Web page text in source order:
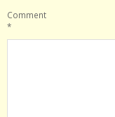
Comment
*